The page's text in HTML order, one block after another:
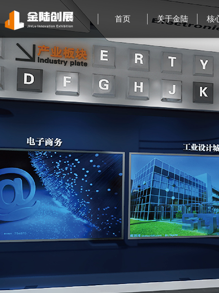
首页 关于金陆 核